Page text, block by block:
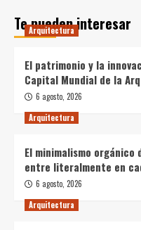
Te pueden interesar
Arquitectura
El patrimonio y la
Capital Mundial de la
6 agosto, 2026
Arquitectura
El minimalismo
entre literalmente en
6 agosto, 2026
Arquitectura